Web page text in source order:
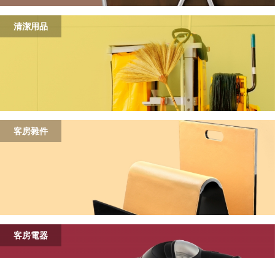
清潔用品
客房雜件
客房電器